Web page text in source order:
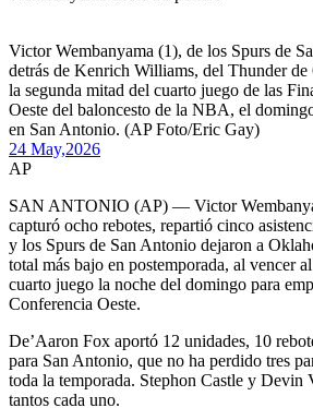
Victor Wembanyama (1), de los Spurs de
detrás de Kenrich Williams, del Thunder
la segunda mitad del cuarto juego de las
Oeste del baloncesto de la NBA, el
en San Antonio. (AP Foto/Eric Gay)
24 May,2026
AP
SAN ANTONIO (AP) — Victor
capturó ocho rebotes, repartió cinco
y los Spurs de San Antonio dejaron a
total más bajo en postemporada, al vencer
cuarto juego la noche del domingo para
Conferencia Oeste.
De’Aaron Fox aportó 12 unidades, 10
para San Antonio, que no ha perdido tres
toda la temporada. Stephon Castle y Devin
tantos cada uno.